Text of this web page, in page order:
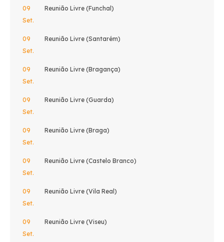
09
Set.
Reunião Livre (Funchal)
09
Set.
Reunião Livre (Santarém)
09
Set.
Reunião Livre (Bragança)
09
Set.
Reunião Livre (Guarda)
09
Set.
Reunião Livre (Braga)
09
Set.
Reunião Livre (Castelo Branco)
09
Set.
Reunião Livre (Vila Real)
09
Set.
Reunião Livre (Viseu)